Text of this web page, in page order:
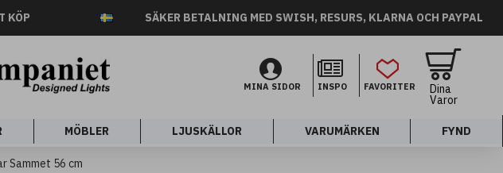
KÖP SÄKER BETALNING MED SWISH, RESURS, KLARNA OCH PAYPAL
MINA SIDOR INSPO FAVORITER Dina
Varor
MÖBLER LJUSKÄLLOR VARUMÄRKEN FYND
Sammet 56 cm